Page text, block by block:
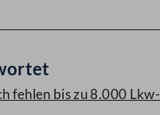
fehlen bis zu 8.000